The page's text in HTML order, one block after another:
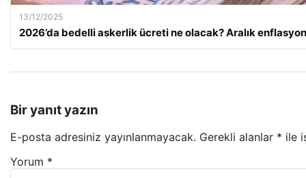
13/12/2025
2026’da bedelli askerlik ücreti ne olacak? Aralık
Bir yanıt yazın
E-posta adresiniz yayınlanmayacak. Gerekli alanlar * ile
Yorum *